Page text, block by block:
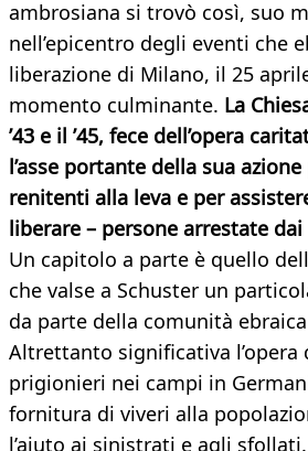
ambrosiana si trovò così, suo
nell’epicentro degli eventi che
liberazione di Milano, il 25
momento culminante. La
’43 e il ’45, fece dell’opera
l’asse portante della sua
renitenti alla leva e per
liberare – persone arrestate
Un capitolo a parte è quello
che valse a Schuster un
da parte della comunità
Altrettanto significativa l’opera
prigionieri nei campi in
fornitura di viveri alla
l’aiuto ai sinistrati e agli